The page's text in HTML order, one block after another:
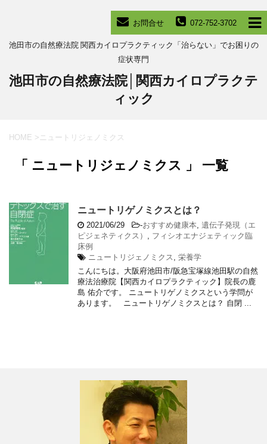
072-752-3702
お問合せ
池田市の自然療法院 関西カイロプラクティック「治らない」でお困りの
症状専門
池田市の自然療法院│関西カイロプラクテ
ィック
HOME >ニュートリジェノミクス
「 ニュートリジェノミクス 」 一覧
ニュートリゲノミクスとは？
2021/06/29 -おすすめ健康本 遺伝子発現（エ
ピジェネティクス）
フィシオエナジェティック臨
床例
ニュートリジェノミクス
栄養学
こんにちは。大阪府池田市/阪急宝塚線池田駅の自然
療法治療院【関西カイロプラクティック】院長の鹿
島 佑介です。 ニュートリゲノミクスという学問が
あります。 ニュートリゲノミクスとは？ 自閉 ...